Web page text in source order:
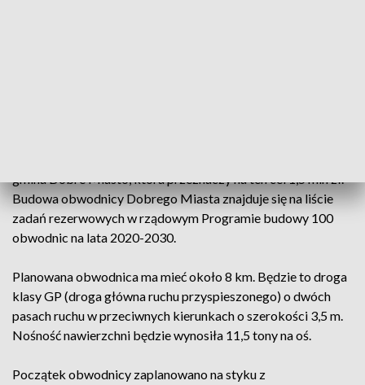
gmina Dobre Miasto, która przeznaczy na ten cel 1,5 mln zł.
Budowa obwodnicy Dobrego Miasta znajduje się na liście
zadań rezerwowych w rządowym Programie budowy 100
obwodnic na lata 2020-2030.
Planowana obwodnica ma mieć około 8 km. Będzie to droga
klasy GP (droga główna ruchu przyspieszonego) o dwóch
pasach ruchu w przeciwnych kierunkach o szerokości 3,5 m.
Nośność nawierzchni będzie wynosiła 11,5 tony na oś.
Początek obwodnicy zaplanowano na styku z